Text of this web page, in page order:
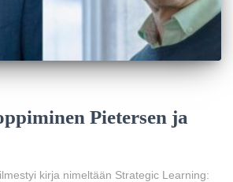
Pietersen ja
kirja nimeltään Strategic Learning: